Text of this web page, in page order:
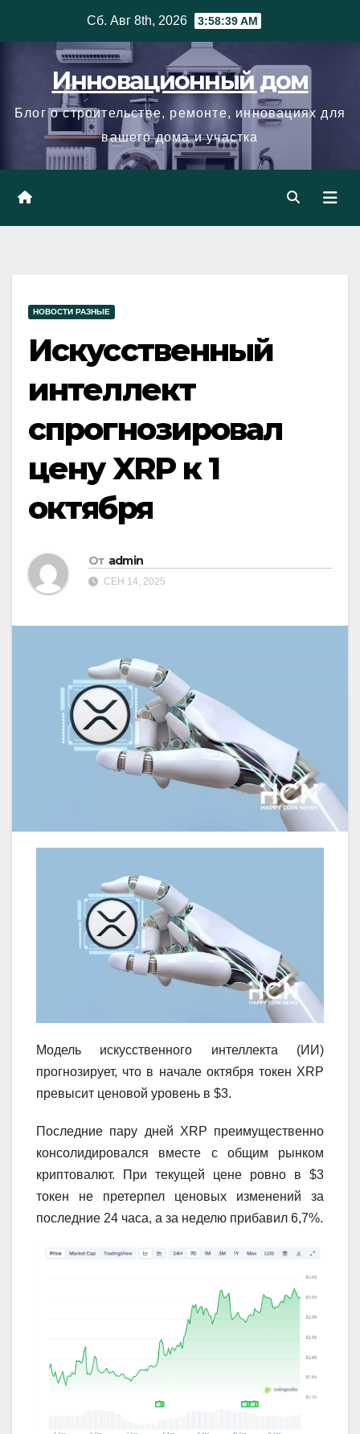
Сб. Авг 8th, 2026 3:58:40 AM
Инновационный дом
Блог о строительстве, ремонте, инновациях для
вашего дома и участка
НОВОСТИ РАЗНЫЕ
Искусственный
интеллект
спрогнозировал
цену XRP к 1
октября
От admin
СЕН 14, 2025
Модель искусственного интеллекта (ИИ)
прогнозирует, что в начале октября токен XRP
превысит ценовой уровень в $3.
Последние пару дней XRP преимущественно
консолидировался вместе с общим рынком
криптовалют. При текущей цене ровно в $3
токен не претерпел ценовых изменений за
последние 24 часа, а за неделю прибавил 6,7%.